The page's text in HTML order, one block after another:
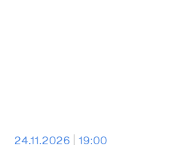
24.11.2026 19:00